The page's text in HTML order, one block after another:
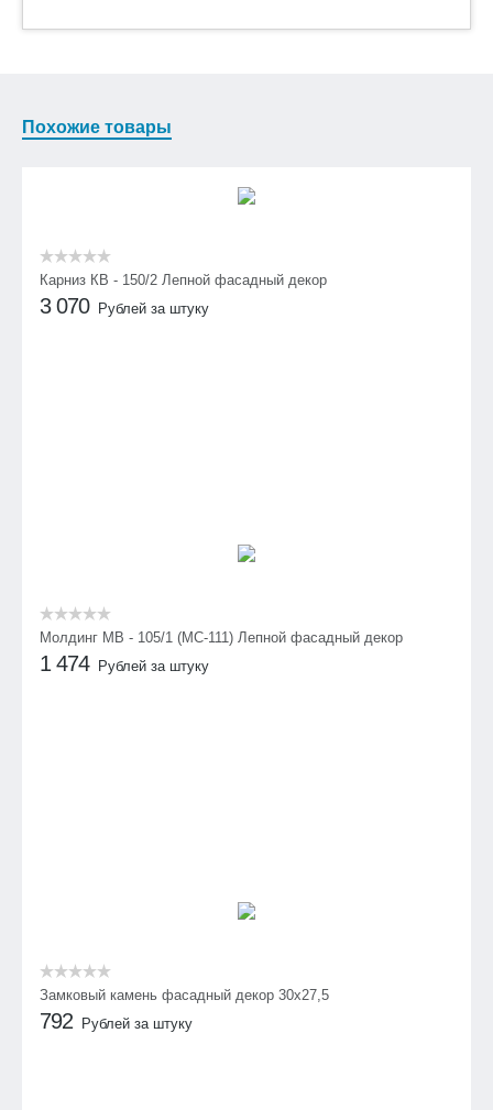
Похожие товары
Карниз КВ - 150/2 Лепной фасадный декор
3 070 Рублей за штуку
Молдинг МВ - 105/1 (МС-111) Лепной фасадный декор
1 474 Рублей за штуку
Замковый камень фасадный декор 30х27,5
792 Рублей за штуку